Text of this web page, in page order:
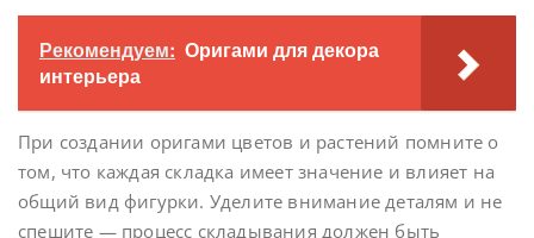
Рекомендуем: Оригами для декора
интерьера
При создании оригами цветов и растений помните о
том, что каждая складка имеет значение и влияет на
общий вид фигурки. Уделите внимание деталям и не
спешите — процесс складывания должен быть